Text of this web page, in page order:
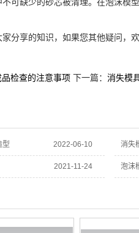
享的知识，如果您其他疑问，欢
检查的注意事项 下一篇： 消失模
2022-06-10
型 消失
2021-11-24 泡沫